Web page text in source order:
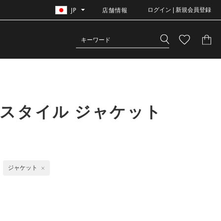
JP 店舗情報 ログイン | 新規会員登録
タイル ジャケット
ジャケット